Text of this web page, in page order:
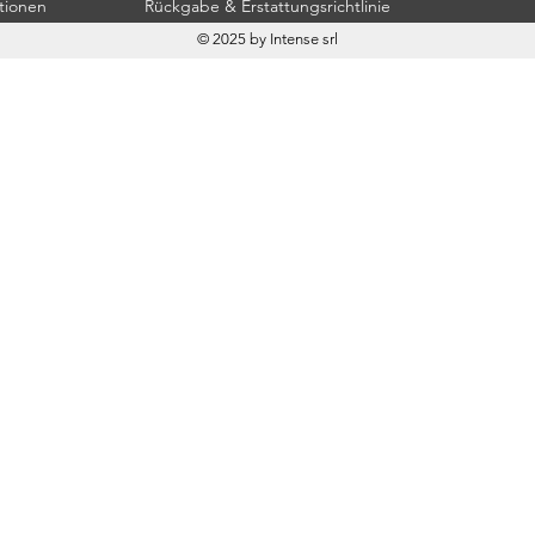
Rückgabe & Erstattungsrichtlinie
© 2025 by Intense srl